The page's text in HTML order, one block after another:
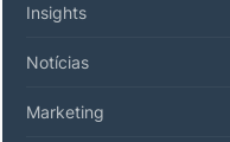
Insights
Notícias
Marketing